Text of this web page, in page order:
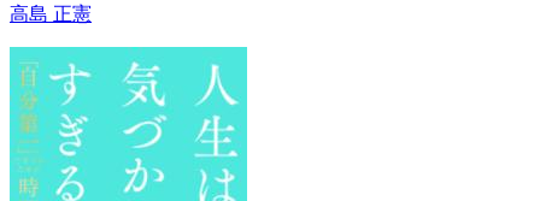
高島 正憲